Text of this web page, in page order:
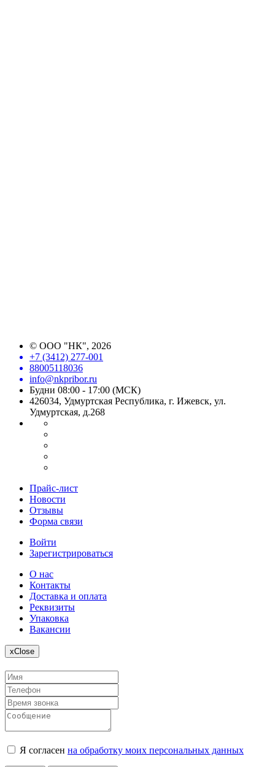
© ООО "НК", 2026
+7 (3412) 277-001
88005118036
info@nkpribor.ru
Будни 08:00 - 17:00 (МСК)
426034, Удмуртская Республика, г. Ижевск, ул.
Удмуртская, д.268
Прайс-лист
Новости
Отзывы
Форма связи
Войти
Зарегистрироваться
О нас
Контакты
Доставка и оплата
Реквизиты
Упаковка
Вакансии
xClose
Я согласен на обработку моих персональных данных